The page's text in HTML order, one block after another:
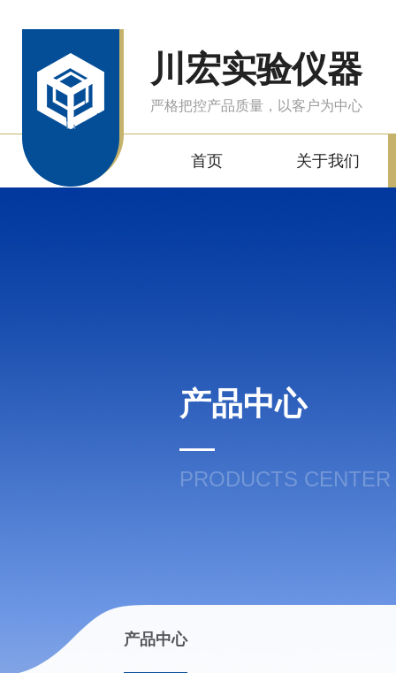
川宏实验仪器
严格把控产品质量，以客户为中心
首页 关于我们
产品中心
PRODUCTS CENTER
产品中心